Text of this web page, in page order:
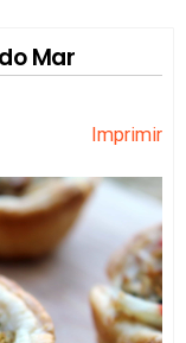
Mar
Imprimir